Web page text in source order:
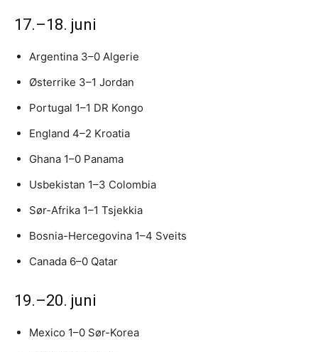
17.–18. juni
Argentina 3–0 Algerie
Østerrike 3–1 Jordan
Portugal 1–1 DR Kongo
England 4–2 Kroatia
Ghana 1–0 Panama
Usbekistan 1–3 Colombia
Sør-Afrika 1–1 Tsjekkia
Bosnia-Hercegovina 1–4 Sveits
Canada 6–0 Qatar
19.–20. juni
Mexico 1–0 Sør-Korea